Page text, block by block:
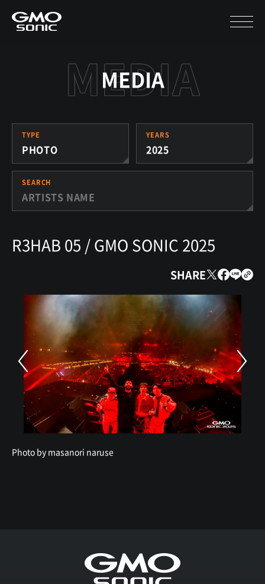
MEDIA
TYPE
PHOTO
YEARS
2025
SEARCH
R3HAB 05 / GMO SONIC 2025
SHARE
Photo by masanori naruse